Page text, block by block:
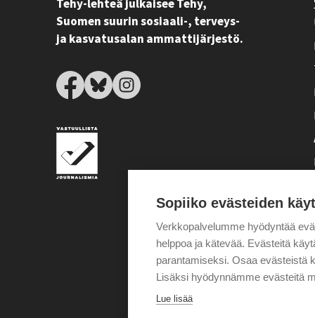
Tehy-lehteä julkaisee Tehy,
Suomen suurin sosiaali-, terveys-
ja kasvatusalan ammattijärjestö.
Sopiiko evästeiden
Verkkopalvelumme hyödyntää
helppoa ja kätevää. Evästeitä
parantamiseksi. Osaa evästeistä
Lisäksi hyödynnämme evästeitä
Lue lisää